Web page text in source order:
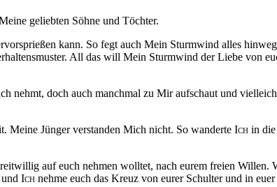
geliebten Söhne und Töchter.
kann. So fegt auch Mein Sturmwind alles
All das will Mein Sturmwind der Liebe von
doch auch manchmal zu Mir aufschaut und
Meine Jünger verstanden Mich nicht. So wanderte Ich in die
auf euch nehmen wolltet, nach eurem freien Willen.
Ich nehme euch das Kreuz von eurer Schulter und in